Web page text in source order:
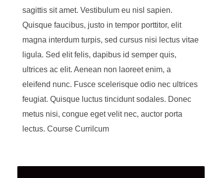
sagittis sit amet. Vestibulum eu nisl sapien.
Quisque faucibus, justo in tempor porttitor, elit
magna interdum turpis, sed cursus nisi lectus vitae
ligula. Sed elit felis, dapibus id semper quis,
ultrices ac elit. Aenean non laoreet enim, a
eleifend nunc. Fusce scelerisque odio nec ultrices
feugiat. Quisque luctus tincidunt sodales. Donec
metus nisi, congue eget velit nec, auctor porta
lectus. Course Currilcum